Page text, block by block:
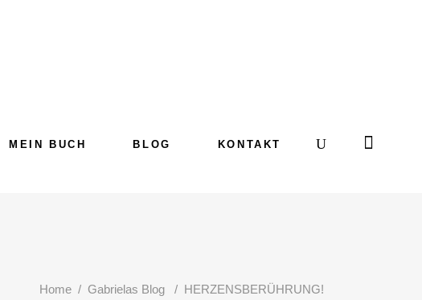
MEIN BUCH BLOG KONTAKT
Home / Gabrielas Blog / HERZENSBERÜHRUNG!